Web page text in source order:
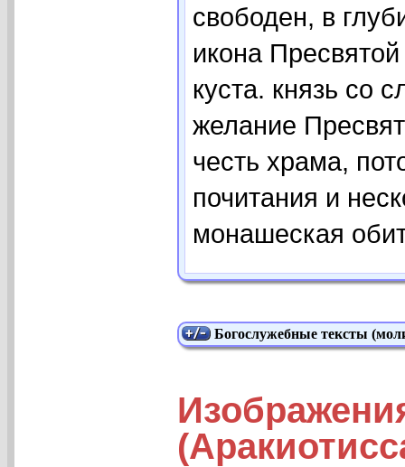
свободен, в
икона
куста. князь со
желание
честь храма,
почитания и
монашеская
Богослужебные тексты